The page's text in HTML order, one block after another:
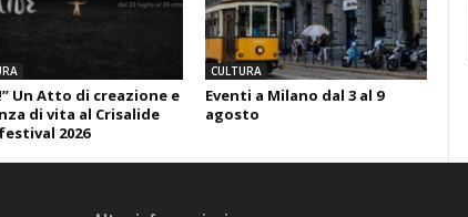
Un Atto di creazione e
di vita al Crisalide
2026
CULTURA
Eventi a Milano dal 3 al 9
agosto